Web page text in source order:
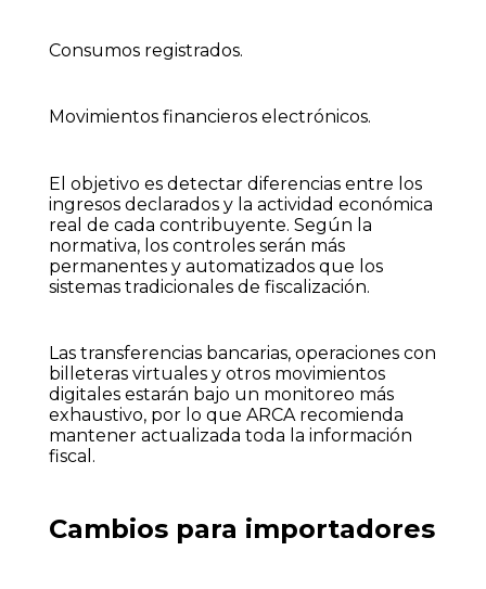
Consumos registrados.
Movimientos financieros electrónicos.
El objetivo es detectar diferencias entre los
ingresos declarados y la actividad económica
real de cada contribuyente. Según la
normativa, los controles serán más
permanentes y automatizados que los
sistemas tradicionales de fiscalización.
Las transferencias bancarias, operaciones con
billeteras virtuales y otros movimientos
digitales estarán bajo un monitoreo más
exhaustivo, por lo que ARCA recomienda
mantener actualizada toda la información
fiscal.
Cambios para importadores